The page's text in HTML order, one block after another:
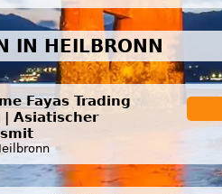
IN HEILBRONN
Fayas Trading
| Asiatischer